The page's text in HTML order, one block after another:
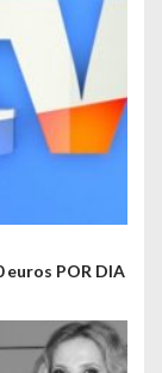
euros POR DIA